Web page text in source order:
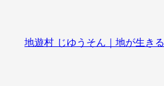
地遊村 じゆうそん｜地が生きる